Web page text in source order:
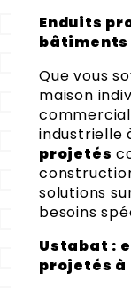
Enduits
bâtiments
Que vous
maison
industrielle
projetés
solutions
besoins
Ustabat :
projetés